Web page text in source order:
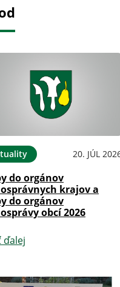
20. JÚL
do orgánov
krajov a
do orgánov
obcí 2026
ďalej